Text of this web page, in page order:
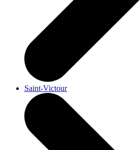
Saint-Victour